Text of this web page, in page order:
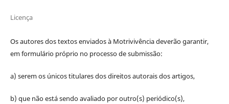
Licença
Os autores dos textos enviados à Motrivivência deverão garantir,
em formulário próprio no processo de submissão:
a) serem os únicos titulares dos direitos autorais dos artigos,
b) que não está sendo avaliado por outro(s) periódico(s),